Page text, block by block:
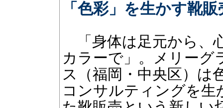
「色彩」を生かす靴
「身体は足元から、
カラーで」。メリーグ
ス（福岡・中央区）は
コンサルティングを生